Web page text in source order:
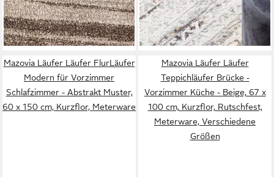
-70%
lieferbar - in 6-7 Werktagen bei dir
ab 13,99 € UVP62,99 €
-78%
lieferbar - in 6-7 Werktagen bei dir
Mazovia Läufer Läufer FlurLäufer
Modern für Vorzimmer
Schlafzimmer - Abstrakt Muster,
60 x 150 cm, Kurzflor, Meterware
Mazovia Läufer Läufer
Teppichläufer Brücke -
Vorzimmer Küche - Beige, 67 x
100 cm, Kurzflor, Rutschfest,
Meterware, Verschiedene
Größen